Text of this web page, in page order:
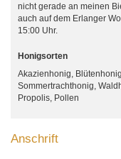
nicht gerade an meinen
auch auf dem Erlanger
15:00 Uhr.
Honigsorten
Akazienhonig,
Sommertrachthonig,
Propolis, Pollen
Anschrift